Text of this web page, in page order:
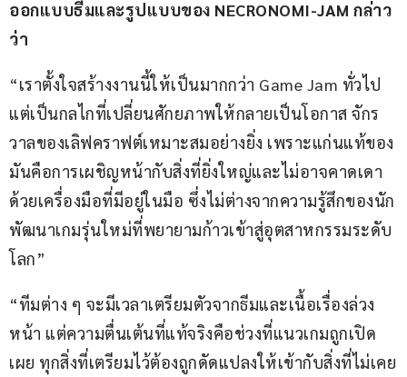
ออกแบบธีมและรูปแบบของ NECRONOMI-JAM กล่าว
ว่า
“เราตั้งใจสร้างงานนี้ให้เป็นมากกว่า Game Jam ทั่วไป
แต่เป็นกลไกที่เปลี่ยนศักยภาพให้กลายเป็นโอกาส จักร
วาลของเลิฟคราฟต์เหมาะสมอย่างยิ่ง เพราะแก่นแท้ของ
มันคือการเผชิญหน้ากับสิ่งที่ยิ่งใหญ่และไม่อาจคาดเดา
ด้วยเครื่องมือที่มีอยู่ในมือ ซึ่งไม่ต่างจากความรู้สึกของนัก
พัฒนาเกมรุ่นใหม่ที่พยายามก้าวเข้าสู่อุตสาหกรรมระดับ
โลก”
“ทีมต่าง ๆ จะมีเวลาเตรียมตัวจากธีมและเนื้อเรื่องล่วง
หน้า แต่ความตื่นเต้นที่แท้จริงคือช่วงที่แนวเกมถูกเปิด
เผย ทุกสิ่งที่เตรียมไว้ต้องถูกดัดแปลงให้เข้ากับสิ่งที่ไม่เคย